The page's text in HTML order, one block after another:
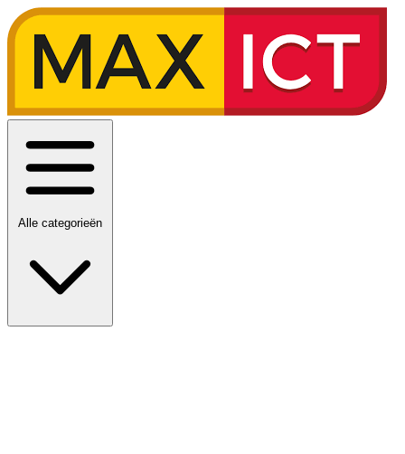
Alle categorieën